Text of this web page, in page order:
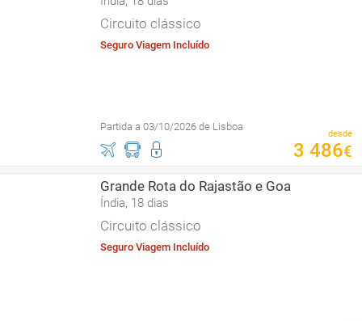
Circuito clássico
Seguro Viagem Incluído
Partida a 03/10/2026 de Lisboa
desde
3 486€
Grande Rota do Rajastão e Goa
Índia, 18 dias
Circuito clássico
Seguro Viagem Incluído